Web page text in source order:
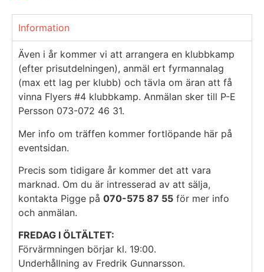
Information
Även i år kommer vi att arrangera en klubbkamp
(efter prisutdelningen), anmäl ert fyrmannalag
(max ett lag per klubb) och tävla om äran att få
vinna Flyers #4 klubbkamp. Anmälan sker till P-E
Persson 073-072 46 31.
Mer info om träffen kommer fortlöpande här på
eventsidan.
Precis som tidigare år kommer det att vara
marknad. Om du är intresserad av att sälja,
kontakta Pigge på 070-575 87 55 för mer info
och anmälan.
FREDAG I ÖLTÄLTET:
Förvärmningen börjar kl. 19:00.
Underhållning av Fredrik Gunnarsson.